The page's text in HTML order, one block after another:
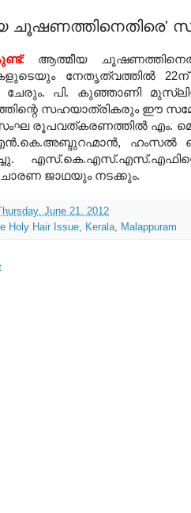
ചൂഷണത്തിനെതിരെ'
: ആത്മീയ
നേതൃത്വത്തില്‍
ചേരും. പി. കുഞ്ഞാണി
സഹയാത്രികരും ഈ
രൂപവത്കരണത്തില്‍ എം.
ഹംസല്‍
ജാഥയും നടക്കും.
June 21, 2012
Holy Hair Issue Kerala Malappuram